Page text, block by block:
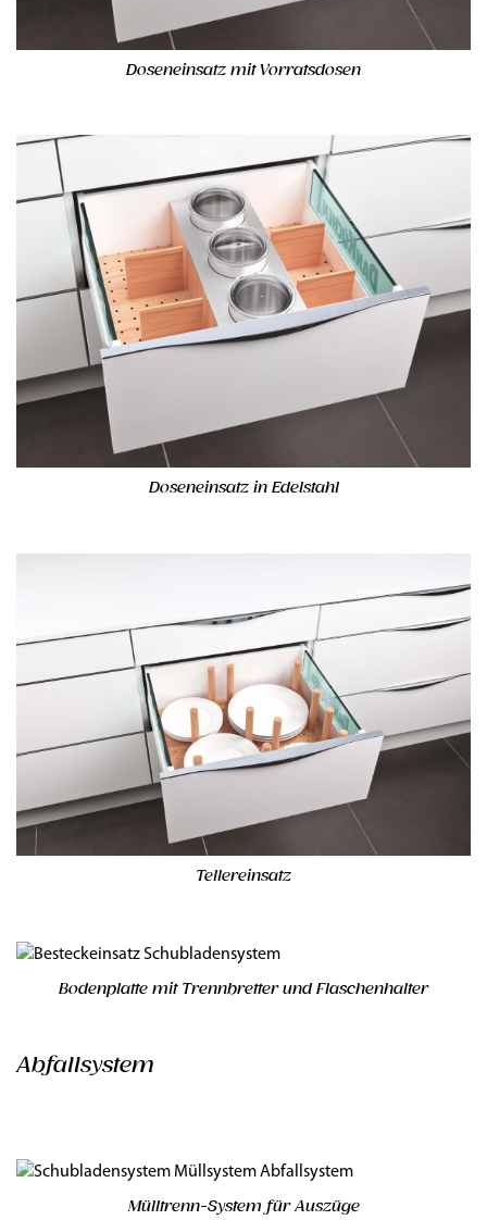
Doseneinsatz mit Vorratsdosen
Doseneinsatz in Edelstahl
Tellereinsatz
Bodenplatte mit Trennbretter und Flaschenhalter
Abfallsystem
Mülltrenn-System für Auszüge